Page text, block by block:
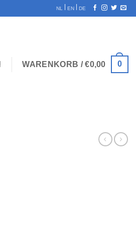
NL | EN| DE
WARENKORB /€0,00 0